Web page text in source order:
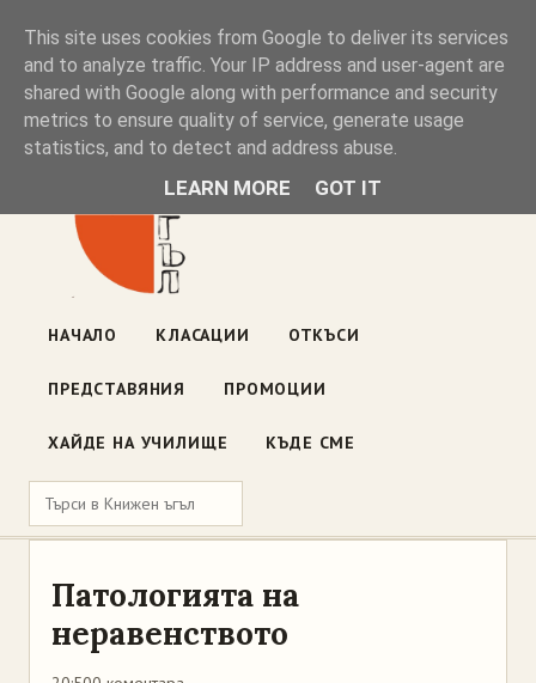
Книжен ъгъл
Блог на книжарницата — класации, откъси, нови книги
ул. „Оборище" 117, София· пон–пет 10:00–19:00 ·
НАЧАЛО КЛАСАЦИИ ОТКЪСИ
ПРЕДСТАВЯНИЯ ПРОМОЦИИ
ХАЙДЕ НА УЧИЛИЩЕ КЪДЕ СМЕ
Патологията на
неравенството
This site uses cookies from Google to deliver its services
and to analyze traffic. Your IP address and user-agent are
shared with Google along with performance and security
metrics to ensure quality of service, generate usage
statistics, and to detect and address abuse.
LEARN MORE GOT IT